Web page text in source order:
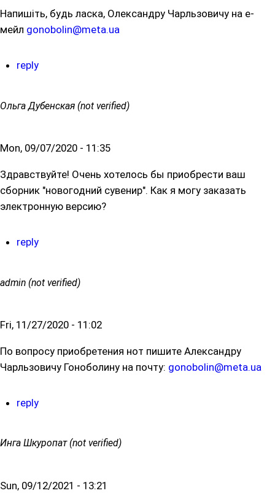
Напишіть, будь ласка, Олександру Чарльзовичу на е-
мейл gonobolin@meta.ua
reply
Ольга Дубенская (not verified)
Mon, 09/07/2020 - 11:35
Здравствуйте! Очень хотелось бы приобрести ваш
сборник "новогодний сувенир". Как я могу заказать
электронную версию?
reply
admin (not verified)
Fri, 11/27/2020 - 11:02
По вопросу приобретения нот пишите Александру
Чарльзовичу Гоноболину на почту: gonobolin@meta.ua
reply
Инга Шкуропат (not verified)
Sun, 09/12/2021 - 13:21